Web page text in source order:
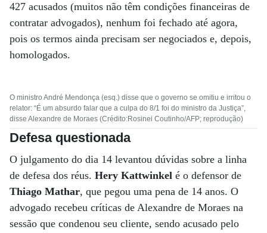
427 acusados (muitos não têm condições financeiras de
contratar advogados), nenhum foi fechado até agora,
pois os termos ainda precisam ser negociados e, depois,
homologados.
O ministro André Mendonça (esq.) disse que o governo se omitiu e irritou o
relator: “É um absurdo falar que a culpa do 8/1 foi do ministro da Justiça”,
disse Alexandre de Moraes (Crédito:Rosinei Coutinho/AFP; reprodução)
Defesa questionada
O julgamento do dia 14 levantou dúvidas sobre a linha
de defesa dos réus. Hery Kattwinkel é o defensor de
Thiago Mathar, que pegou uma pena de 14 anos. O
advogado recebeu críticas de Alexandre de Moraes na
sessão que condenou seu cliente, sendo acusado pelo